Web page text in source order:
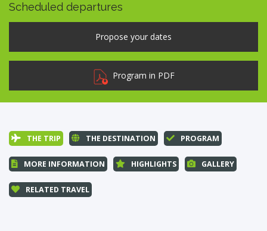
Scheduled departures
Program in PDF
THE TRIP THE DESTINATION PROGRAM
MORE INFORMATION HIGHLIGHTS GALLERY
RELATED TRAVEL